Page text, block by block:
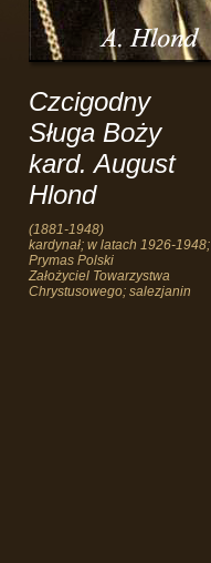
Czcigodny
Sługa Boży
kard. August
Hlond
(1881-1948)
kardynał; w latach 1926-1948;
Prymas Polski
Założyciel Towarzystwa
Chrystusowego; salezjanin